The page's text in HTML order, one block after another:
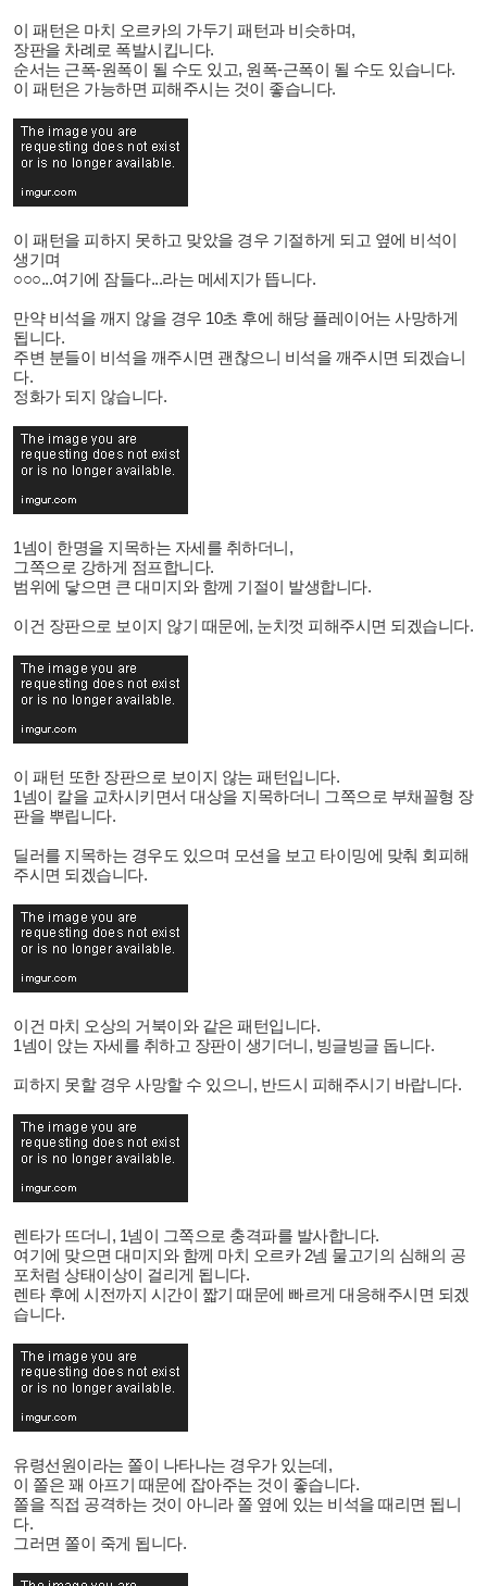
이 패턴은 마치 오르카의 가두기 패턴과 비슷하며,
장판을 차례로 폭발시킵니다.
순서는 근폭-원폭이 될 수도 있고, 원폭-근폭이 될 수도 있습니다.
이 패턴은 가능하면 피해주시는 것이 좋습니다.
이 패턴을 피하지 못하고 맞았을 경우 기절하게 되고 옆에 비석이
생기며
○○○...여기에 잠들다...라는 메세지가 뜹니다.
만약 비석을 깨지 않을 경우 10초 후에 해당 플레이어는 사망하게
됩니다.
주변 분들이 비석을 깨주시면 괜찮으니 비석을 깨주시면 되겠습니
다.
정화가 되지 않습니다.
1넴이 한명을 지목하는 자세를 취하더니,
그쪽으로 강하게 점프합니다.
범위에 닿으면 큰 대미지와 함께 기절이 발생합니다.
이건 장판으로 보이지 않기 때문에, 눈치껏 피해주시면 되겠습니다.
이 패턴 또한 장판으로 보이지 않는 패턴입니다.
1넴이 칼을 교차시키면서 대상을 지목하더니 그쪽으로 부채꼴형 장
판을 뿌립니다.
딜러를 지목하는 경우도 있으며 모션을 보고 타이밍에 맞춰 회피해
주시면 되겠습니다.
이건 마치 오상의 거북이와 같은 패턴입니다.
1넴이 앉는 자세를 취하고 장판이 생기더니, 빙글빙글 돕니다.
피하지 못할 경우 사망할 수 있으니, 반드시 피해주시기 바랍니다.
렌타가 뜨더니, 1넴이 그쪽으로 충격파를 발사합니다.
여기에 맞으면 대미지와 함께 마치 오르카 2넴 물고기의 심해의 공
포처럼 상태이상이 걸리게 됩니다.
렌타 후에 시전까지 시간이 짧기 때문에 빠르게 대응해주시면 되겠
습니다.
유령선원이라는 쫄이 나타나는 경우가 있는데,
이 쫄은 꽤 아프기 때문에 잡아주는 것이 좋습니다.
쫄을 직접 공격하는 것이 아니라 쫄 옆에 있는 비석을 때리면 됩니
다.
그러면 쫄이 죽게 됩니다.